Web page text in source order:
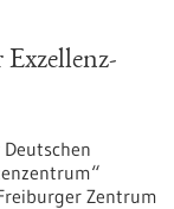
Zentrum